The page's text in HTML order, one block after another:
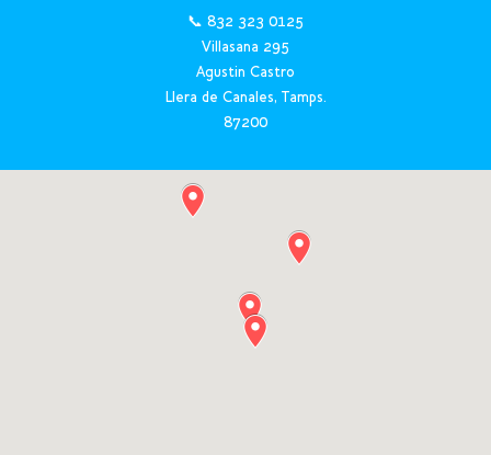
📞 832 323 0125
Villasana 295
Agustin Castro
Llera de Canales, Tamps.
87200